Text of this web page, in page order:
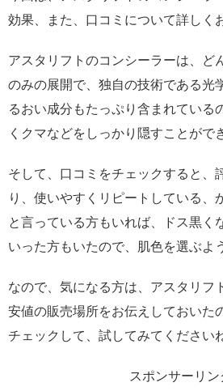
効果、また、口コミについて詳しく
アスタリフトのコンシーラーは、ど
のみの展開で、独自の技術である光
るおい成分もたっぷり含まれている
くクマなどをしっかり隠すことがで
そして、口コミをチェックすると、
り、使いやすくリピートしている、
と言っている方もいれば、ドス黒く
いった方もいたので、肌色を選ぶよ
なので、気になる方は、アスタリフ
安値の販売場所をお伝えしておいた
チェックして、試してみてください
スポンサーリン